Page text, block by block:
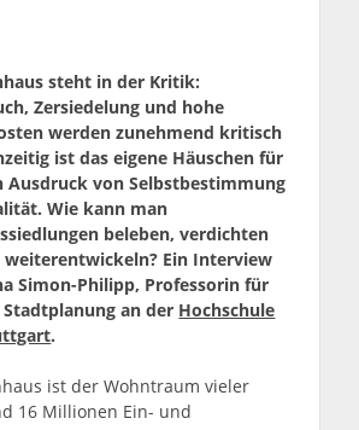
steht in der Kritik:
Zersiedelung und hohe
werden zunehmend kritisch
ist das eigene Häuschen für
Ausdruck von Selbstbestimmung
Wie kann man
beleben, verdichten
weiterentwickeln? Ein Interview
Simon-Philipp, Professorin für
an der Hochschule
.
ist der Wohntraum vieler
16 Millionen Ein- und